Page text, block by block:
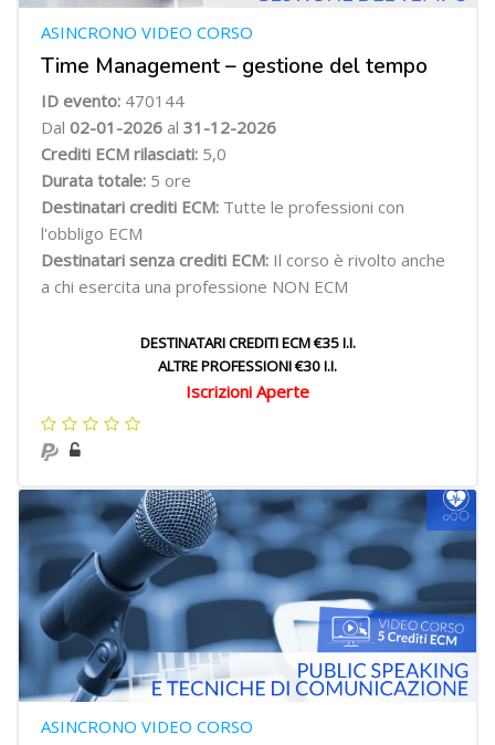
Time Management – gestione del tempo
ASINCRONO VIDEO CORSO
ID evento: 470144
Dal 02-01-2026 al 31-12-2026
Crediti ECM rilasciati: 5,0
Durata totale: 5 ore
Destinatari crediti ECM: Tutte le professioni con
l'obbligo ECM
Destinatari senza crediti ECM: Il corso è rivolto anche
a chi esercita una professione NON ECM
DESTINATARI CREDITI ECM €35 I.I.
ALTRE PROFESSIONI €30 I.I.
Iscrizioni Aperte
ASINCRONO VIDEO CORSO